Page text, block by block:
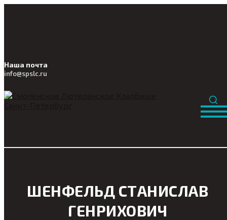
Наша почта
info@spslc.ru
ШЕНФЕЛЬД СТАНИСЛАВ
ГЕНРИХОВИЧ